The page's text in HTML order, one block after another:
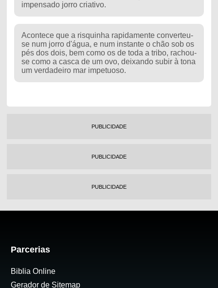
impensado jorro criativo.
Acontece que a risquinha rapidamente converteu-
se num jorro d'água, e num instante o chão sob os
pés dos dois, bem como os de toda a tribo, rachou-
se como a casca de um ovo, deixando subir à tona
um verdadeiro mar impetuoso.
PUBLICIDADE
PUBLICIDADE
PUBLICIDADE
Parcerias
Biblia Online
Gerador de Sitemap